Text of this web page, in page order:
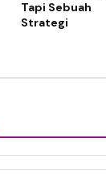
Tapi Sebuah
Strategi